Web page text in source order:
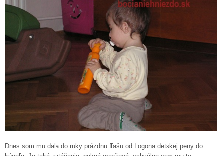
Dnes som mu dala do ruky prázdnu fľašu od Logona detskej peny do